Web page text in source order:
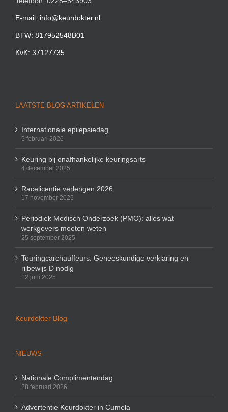
E-mail: info@keurdokter.nl
BTW: 817952548B01
KvK: 37127735
LAATSTE BLOG ARTIKELEN
Internationale epilepsiedag
5 februari 2026
Keuring bij onafhankelijke keuringsarts
4 december 2025
Racelicentie verlengen 2026
17 november 2025
Periodiek Medisch Onderzoek (PMO): alles wat
werkgevers moeten weten
25 september 2025
Touringcarchauffeurs: Geneeskundige verklaring en
rijbewijs D nodig
12 juni 2025
Keurdokter Blog
NIEUWS
Nationale Complimentendag
28 februari 2026
Advertentie Keurdokter in Cumela